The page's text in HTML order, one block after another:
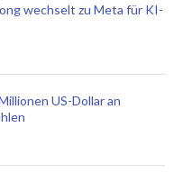
wechselt zu Meta für KI-
US-Dollar an